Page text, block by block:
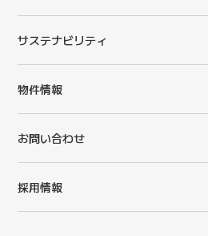
サステナビリティ
物件情報
お問い合わせ
採用情報